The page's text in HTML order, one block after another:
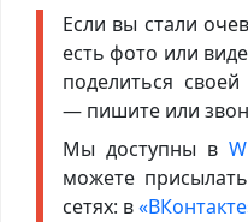
Если вы стали
есть фото или
поделиться
— пишите или
Мы доступны в
можете
сетях: в